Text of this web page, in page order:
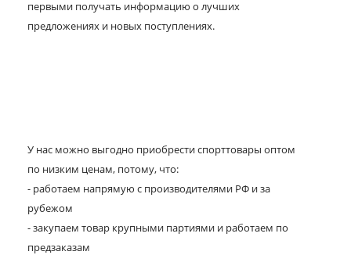
первыми получать информацию о лучших
предложениях и новых поступлениях.
У нас можно выгодно приобрести спорттовары оптом
по низким ценам, потому, что:
- работаем напрямую с производителями РФ и за
рубежом
- закупаем товар крупными партиями и работаем по
предзаказам